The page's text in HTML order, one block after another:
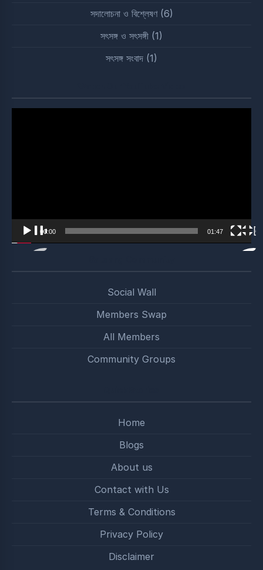
সদালোচনা ও বিশ্লেষণ(6)
সৎসঙ্গ ও সৎসঙ্গী (1)
সৎসঙ্গ সংবাদ (1)
00:00 01:47
Social Wall
Members Swap
All Members
Community Groups
Home
Blogs
About us
Contact with Us
Terms & Conditions
Privacy Policy
Disclaimer